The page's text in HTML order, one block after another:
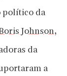
político da
Johnson,
da
a